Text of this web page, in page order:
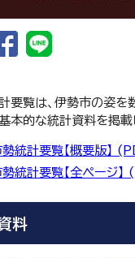
要覧は、伊勢市の姿を
本的な統計資料を掲載
勢統計要覧【概要版
勢統計要覧【全ペー
料